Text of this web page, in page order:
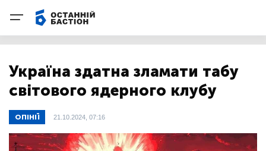
Україна здатна зламати табу
світового ядерного клубу
ОПІНІЇ 21.10.2024, 07:16